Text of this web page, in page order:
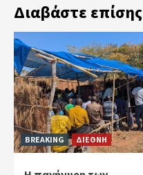
Διαβάστε επίσης
BREAKING ΔΙΕΘΝΗ